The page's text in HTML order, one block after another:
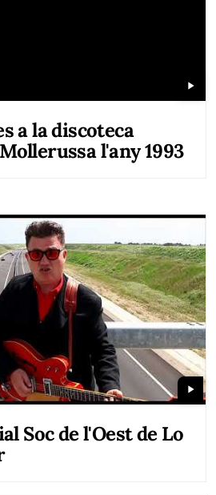
play_arrow
a la discoteca
l'any 1993
play_arrow
Soc de l'Oest de Lo